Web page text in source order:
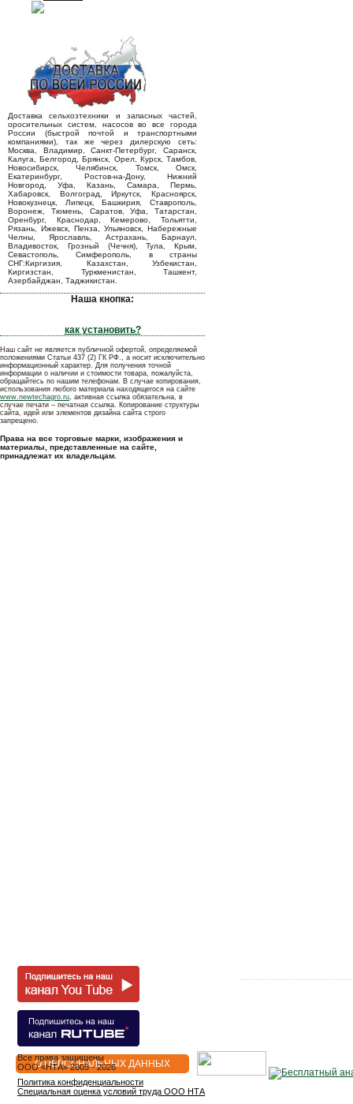
Доставка сельхозтехники и запасных частей,
оросительных систем, насосов во все города
России (быстрой почтой и транспортными
компаниями), так же через дилерскую сеть:
Москва, Владимир, Санкт-Петербург, Саранск,
Калуга, Белгород, Брянск, Орел, Курск, Тамбов,
Новосибирск, Челябинск, Томск, Омск,
Екатеринбург, Ростов-на-Дону, Нижний
Новгород, Уфа, Казань, Самара, Пермь,
Хабаровск, Волгоград, Иркутск, Красноярск,
Новокузнецк, Липецк, Башкирия, Ставрополь,
Воронеж, Тюмень, Саратов, Уфа, Татарстан,
Оренбург, Краснодар, Кемерово, Тольятти,
Рязань, Ижевск, Пенза, Ульяновск, Набережные
Челны, Ярославль, Астрахань, Барнаул,
Владивосток, Грозный (Чечня), Тула, Крым,
Севастополь, Симферополь, в страны
СНГ:Киргизия, Казахстан, Узбекистан,
Киргизстан, Туркменистан, Ташкент,
Азербайджан, Таджикистан.
Наша кнопка:
как установить?
Наш сайт не является публичной офертой, определяемой
положениями Статьи 437 (2) ГК РФ., а носит исключительно
информационный характер. Для получения точной
информации о наличии и стоимости товара, пожалуйста,
обращайтесь по нашим телефонам. В случае копирования,
использования любого материала находящегося на сайте
www.newtechagro.ru, активная ссылка обязательна, в
случае печати – печатная ссылка. Копирование структуры
сайта, идей или элементов дизайна сайта строго
запрещено.
Права на все торговые марки, изображения и
материалы, представленные на сайте,
принадлежат их владельцам.
О ПЕРСОНАЛЬНЫХ ДАННЫХ
Все права защищены
OOO «НТА» 2005 - 2026
Политика конфиденциальности
Специальная оценка условий труда ООО НТА